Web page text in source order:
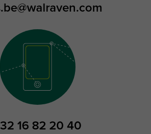
16 82 20 40